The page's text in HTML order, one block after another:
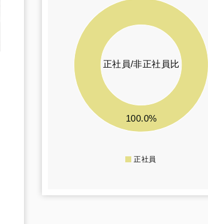
正社員/非正社員比
100.0%
0
正社員